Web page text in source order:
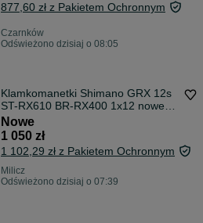
877,60 zł z Pakietem Ochronnym
Czarnków
Odświeżono dzisiaj o 08:05
Klamkomanetki Shimano GRX 12s
ST-RX610 BR-RX400 1x12 nowe
(2065)
Nowe
1 050 zł
1 102,29 zł z Pakietem Ochronnym
Milicz
Odświeżono dzisiaj o 07:39